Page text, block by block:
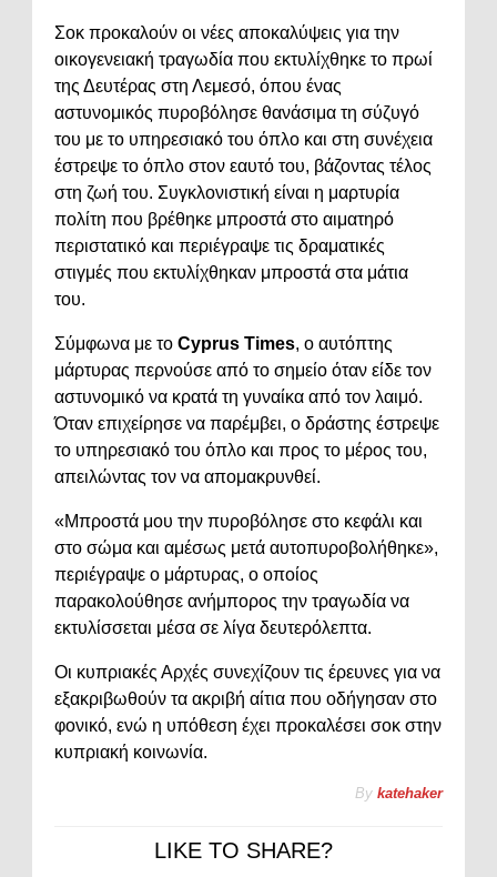
Σοκ προκαλούν οι νέες αποκαλύψεις για την
οικογενειακή τραγωδία που εκτυλίχθηκε το πρωί
της Δευτέρας στη Λεμεσό, όπου ένας
αστυνομικός πυροβόλησε θανάσιμα τη σύζυγό
του με το υπηρεσιακό του όπλο και στη συνέχεια
έστρεψε το όπλο στον εαυτό του, βάζοντας τέλος
στη ζωή του. Συγκλονιστική είναι η μαρτυρία
πολίτη που βρέθηκε μπροστά στο αιματηρό
περιστατικό και περιέγραψε τις δραματικές
στιγμές που εκτυλίχθηκαν μπροστά στα μάτια
του.
Σύμφωνα με το Cyprus Times, ο αυτόπτης
μάρτυρας περνούσε από το σημείο όταν είδε τον
αστυνομικό να κρατά τη γυναίκα από τον λαιμό.
Όταν επιχείρησε να παρέμβει, ο δράστης έστρεψε
το υπηρεσιακό του όπλο και προς το μέρος του,
απειλώντας τον να απομακρυνθεί.
«Μπροστά μου την πυροβόλησε στο κεφάλι και
στο σώμα και αμέσως μετά αυτοπυροβολήθηκε»,
περιέγραψε ο μάρτυρας, ο οποίος
παρακολούθησε ανήμπορος την τραγωδία να
εκτυλίσσεται μέσα σε λίγα δευτερόλεπτα.
Οι κυπριακές Αρχές συνεχίζουν τις έρευνες για να
εξακριβωθούν τα ακριβή αίτια που οδήγησαν στο
φονικό, ενώ η υπόθεση έχει προκαλέσει σοκ στην
κυπριακή κοινωνία.
By katehaker
LIKE TO SHARE?